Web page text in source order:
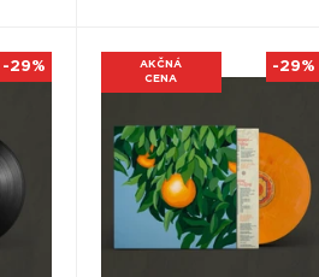
-29%
AKČNÁ
CENA
-29%